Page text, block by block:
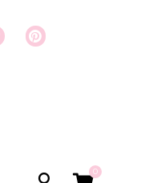
0